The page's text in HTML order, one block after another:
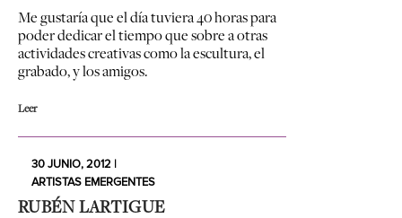
Me gustaría que el día tuviera 40 horas para
poder dedicar el tiempo que sobre a otras
actividades creativas como la escultura, el
grabado, y los amigos.
Leer
30 JUNIO, 2012 |
ARTISTAS EMERGENTES
RUBÉN LARTIGUE